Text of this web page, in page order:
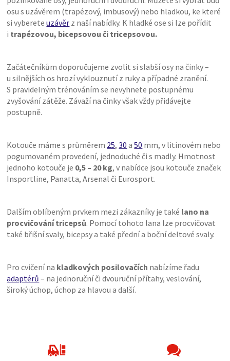
osu s uzávěrem (trapézový, imbusový) nebo hladkou, ke které
si vybereteuzávěr z naší nabídky. K hladké ose si lze pořídit
i trapézovou, bicepsovou či tricepsovou.
Začátečníkům doporučujeme zvolit si slabší osy na činky –
u silnějších os hrozí vyklouznutí z ruky a případné zranění.
S pravidelným trénováním se nevyhnete postupnému
zvyšování zátěže. Závaží na činky však vždy přidávejte
postupně.
Kotouče máme s průměrem 25,30 a50 mm, v litinovém nebo
pogumovaném provedení, jednoduché či s madly. Hmotnost
jednoho kotouče je 0,5 – 20 kg, v nabídce jsou kotouče značek
Insportline, Panatta, Arsenal či Eurosport.
Dalším oblíbeným prvkem mezi zákazníky je také lano na
procvičování tricepsů. Pomocí tohoto lana lze procvičovat
také břišní svaly, bicepsy a také přední a boční deltové svaly.
Pro cvičení na kladkových posilovačích nabízíme řadu
adaptérů – na jednoruční či dvouruční přítahy, veslování,
široký úchop, úchop za hlavou a další.